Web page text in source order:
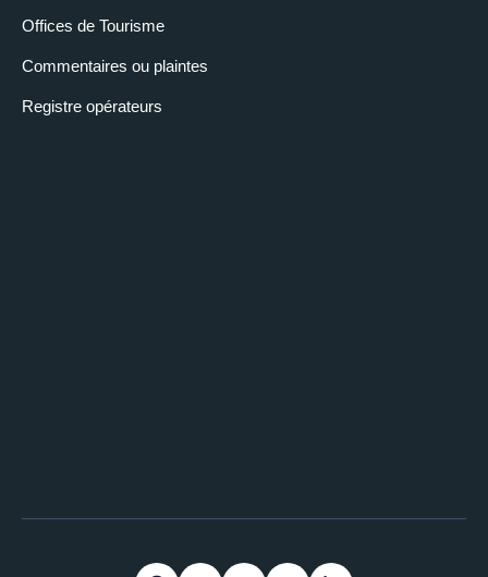
Offices de Tourisme
Commentaires ou plaintes
Registre opérateurs